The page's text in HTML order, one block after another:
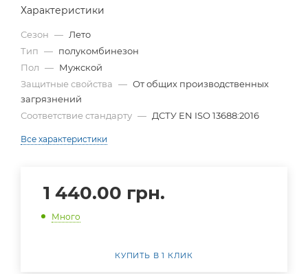
Характеристики
Сезон — Лето
Тип — полукомбинезон
Пол — Мужской
Защитные свойства — От общих производственных
загрязнений
Соответствие стандарту — ДСТУ EN ISO 13688:2016
Все характеристики
1 440.00 грн.
Много
КУПИТЬ В 1 КЛИК